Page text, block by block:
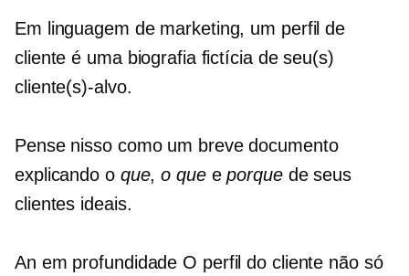
Em linguagem de marketing, um perfil de
cliente é uma biografia fictícia de seu(s)
cliente(s)-alvo.
Pense nisso como um breve documento
explicando o que,o queeporquede seus
clientes ideais.
An em profundidade O perfil do cliente não só